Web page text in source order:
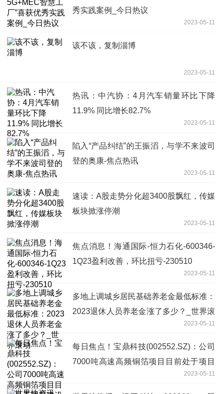
秀实践案例_今日热议
2023-05-11
该不该，复制淄博
2023-05-11
热讯：中汽协：4月汽车销量环比下降
11.9% 同比增长82.7%
2023-05-11
陷入“产品纠结”的王振滔，与学不来波司
登的奥康-焦点热讯
2023-05-11
速读：A股走势分化超3400股飘红，传媒
板块掀涨停潮
2023-05-11
焦点消息！海通国际-恒力石化-600346-
1Q23盈利改善，环比扭亏-230510
2023-05-11
多地上调城乡居民基础养老金最低标准：
2023退休人员养老金涨了多少？_世界滚
2023-05-11
每日焦点！宝鼎科技(002552.SZ)：公司
7000吨高速高频铜箔项目目前处于项目
2023-05-11